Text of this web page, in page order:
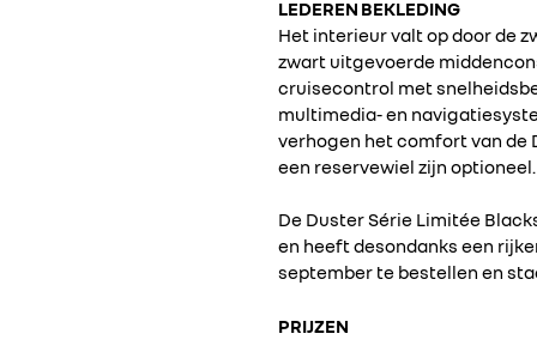
LEDEREN BEKLEDING
Het interieur valt op door de
zwart uitgevoerde
cruisecontrol met
multimedia- en
verhogen het comfort van de
een reservewiel zijn
De Duster Série Limitée
en heeft desondanks een
september te bestellen en
PRIJZEN